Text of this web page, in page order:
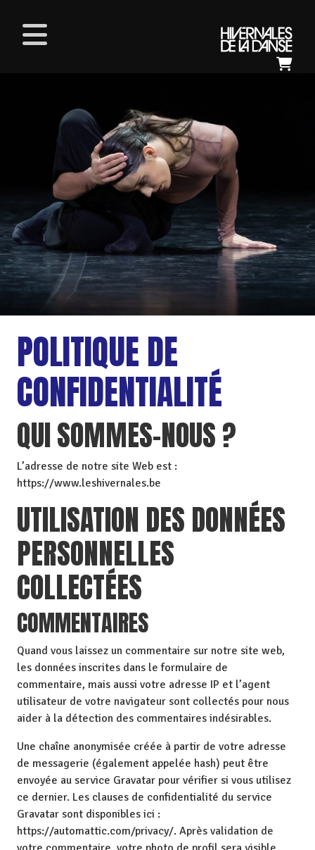
POLITIQUE DE
CONFIDENTIALITÉ
QUI SOMMES-NOUS ?
L’adresse de notre site Web est :
https://www.leshivernales.be
UTILISATION DES DONNÉES
PERSONNELLES
COLLECTÉES
COMMENTAIRES
Quand vous laissez un commentaire sur notre site web,
les données inscrites dans le formulaire de
commentaire, mais aussi votre adresse IP et l’agent
utilisateur de votre navigateur sont collectés pour nous
aider à la détection des commentaires indésirables.
Une chaîne anonymisée créée à partir de votre adresse
de messagerie (également appelée hash) peut être
envoyée au service Gravatar pour vérifier si vous utilisez
ce dernier. Les clauses de confidentialité du service
Gravatar sont disponibles ici :
https://automattic.com/privacy/. Après validation de